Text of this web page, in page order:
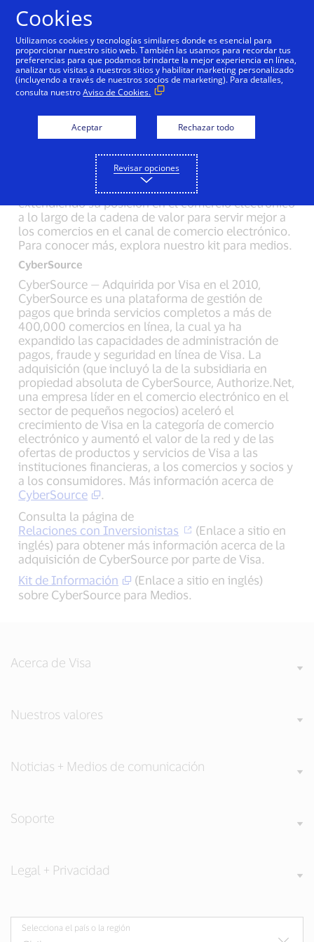
Kit de Información sobre
Comercio Electrónico
para Medios
Desde que surgieron las compras en línea, Visa ha
venido logrando que el comercio electrónico
resulte seguro, confiable y conveniente. Visa está
extendiendo su posición en el comercio electrónico
a lo largo de la cadena de valor para servir mejor a
los comercios en el canal de comercio electrónico.
Para conocer más, explora nuestro kit para medios.
CyberSource
CyberSource — Adquirida por Visa en el 2010,
CyberSource es una plataforma de gestión de
pagos que brinda servicios completos a más de
400,000 comercios en línea, la cual ya ha
expandido las capacidades de administración de
pagos, fraude y seguridad en línea de Visa. La
adquisición (que incluyó la de la subsidiaria en
propiedad absoluta de CyberSource, Authorize.Net,
una empresa líder en el comercio electrónico en el
sector de pequeños negocios) aceleró el
crecimiento de Visa en la categoría de comercio
electrónico y aumentó el valor de la red y de las
ofertas de productos y servicios de Visa a las
instituciones financieras, a los comercios y socios y
a los consumidores. Más información acerca de
CyberSource
.
Consulta la página de
Relaciones con Inversionistas
(Enlace a sitio en
inglés) para obtener más información acerca de la
adquisición de CyberSource por parte de Visa.
Kit de Información
(Enlace a sitio en inglés)
sobre CyberSource para Medios.
Acerca de Visa
Nuestros valores
Noticias + Medios de comunicación
Soporte
Legal + Privacidad
Selecciona el país o la región
Cookies
Utilizamos cookies y tecnologías similares donde es esencial para
proporcionar nuestro sitio web. También las usamos para recordar tus
preferencias para que podamos brindarte la mejor experiencia en línea,
analizar tus visitas a nuestros sitios y habilitar marketing personalizado
(incluyendo a través de nuestros socios de marketing). Para detalles,
consulta nuestroAviso de Cookies.
Aceptar Rechazar todo
Revisar opciones